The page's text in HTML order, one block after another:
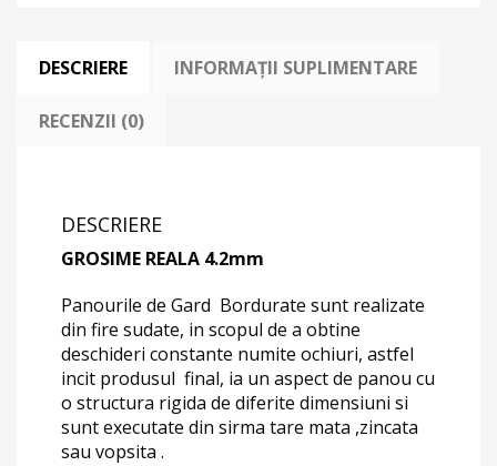
DESCRIERE INFORMAȚII SUPLIMENTARE
RECENZII (0)
DESCRIERE
GROSIME REALA 4.2mm
Panourile de Gard Bordurate sunt realizate
din fire sudate, in scopul de a obtine
deschideri constante numite ochiuri, astfel
incit produsul final, ia un aspect de panou cu
o structura rigida de diferite dimensiuni si
sunt executate din sirma tare mata ,zincata
sau vopsita .